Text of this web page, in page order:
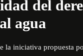
del
agua
la iniciativa propuesta